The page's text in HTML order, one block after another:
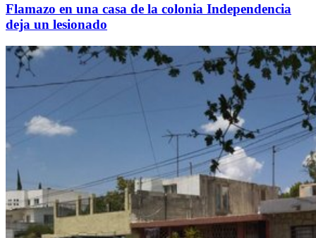
Flamazo en una casa de la colonia Independencia
deja un lesionado